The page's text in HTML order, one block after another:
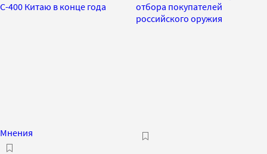
С-400 Китаю в конце года
отбора покупателей
российского оружия
Мнения